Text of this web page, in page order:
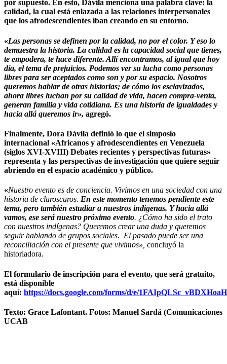
por supuesto. En esto, Dávila menciona una palabra clave: la
calidad, la cual está enlazada a las relaciones interpersonales
que los afrodescendientes iban creando en su entorno.
«Las personas se definen por la calidad, no por el color. Y eso lo
demuestra la historia. La calidad es la capacidad social que tienes,
te empodera, te hace diferente. Allí encontramos, al igual que hoy
día, el tema de prejuicios. Podemos ver su lucha como personas
libres para ser aceptados como son y por su espacio. Nosotros
queremos hablar de otras historias; de cómo los esclavizados,
ahora libres luchan por su calidad de vida, hacen compra-venta,
generan familia y vida cotidiana. Es una historia de igualdades y
hacia allá queremos ir», agregó.
Finalmente, Dora Dávila definió lo que el simposio
internacional «Africanos y afrodescendientes en Venezuela
(siglos XVI-XVIII) Debates recientes y perspectivas futuras»
representa y las perspectivas de investigación que quiere seguir
abriendo en el espacio académico y público.
«Nuestro evento es de conciencia. Vivimos en una sociedad con una
historia de claroscuros. En este momento tenemos pendiente este
tema, pero también estudiar a nuestros indígenas. Y hacia allá
vamos, ese será nuestro próximo evento. ¿Cómo ha sido el trato
con nuestros indígenas? Queremos crear una duda y queremos
seguir hablando de grupos sociales. El pasado puede ser una
reconciliación con el presente que vivimos», concluyó la
historiadora.
El formulario de inscripción para el evento, que será gratuito,
está disponible
aquí: https://docs.google.com/forms/d/e/
Texto: Grace Lafontant. Fotos: Manuel Sardá (Comunicaciones
UCAB